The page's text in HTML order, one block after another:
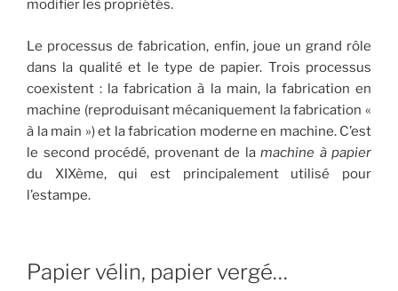
modifier les propriétés.
Le processus de fabrication, enfin, joue un grand rôle
dans la qualité et le type de papier. Trois processus
coexistent : la fabrication à la main, la fabrication en
machine (reproduisant mécaniquement la fabrication «
à la main ») et la fabrication moderne en machine. C’est
le second procédé, provenant de la machine à papier
du XIXème, qui est principalement utilisé pour
l’estampe.
Papier vélin, papier vergé…